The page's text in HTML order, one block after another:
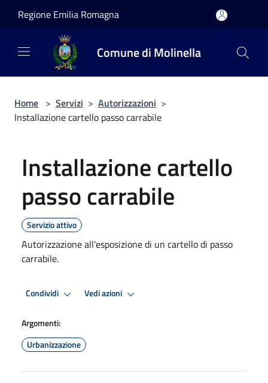
Regione Emilia Romagna
Comune di Molinella
Home > Servizi > Autorizzazioni >
Installazione cartello passo carrabile
Installazione cartello
passo carrabile
Servizio attivo
Autorizzazione all'esposizione di un cartello di passo
carrabile.
Condividi Vedi azioni
Argomenti:
Urbanizzazione